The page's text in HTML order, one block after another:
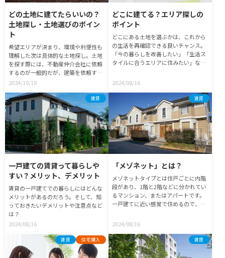
どの土地に建てたらいいの？
土地探し・土地選びのポイン
ト
希望エリアが決まり、環境や利便性も
理解した次は具体的な土地探し。土地
を探す際には、不動産仲介会社に依頼
するのが一般的だが、建築を依頼する
ハウスメーカーや工務店に相談して探
伝え、何に注意すべきなのかを 土地探
し依頼時の注意点と土地選びのポイン
トを解説する。
2024/10/18
どこに建てる？エリア探しの
ポイント
どこにある土地を選ぶかは、これから
の生活を再確認できる良いチャンス。
「今の暮らしを改善したい」「生活ス
タイルに合うエリアに住みたい」な
いる人も、「予算内で希望の広さがあ
ればいい」などエリアではなく建物に
こだわりがある人も、自分にとって暮
らしやすいエリアかどうかを、さまざ
まな角度から確認して土地探しをしよ
う。
2024/08/16
賃貸
一戸建ての賃貸って暮らしや
すい？メリット、デメリット
賃貸の一戸建てでの暮らしにはどんな
メリットがあるのだろう。そして、知
っておきたいデメリットや注意点など
は？
2024/08/16
賃貸
「メゾネット」とは？
メゾネットタイプとは住戸ごとに内階
段があり、1階と2階などに分かれてい
るマンション、またはアパートです。
一戸建てに近い感覚で住めるので、一
気があります。メゾネットタイプの住
み心地やメリット・デメリットを解説
していきます！
2024/08/16
賃貸 住宅購入 賃貸